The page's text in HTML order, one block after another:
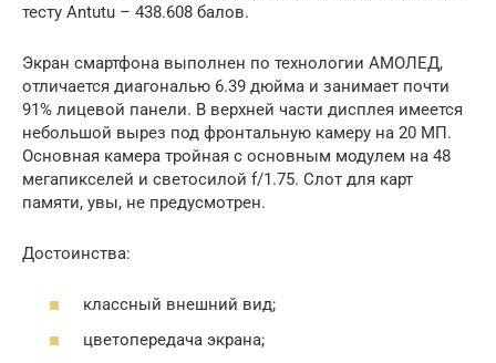
тесту Antutu – 438.608 балов.
Экран смартфона выполнен по технологии АМОЛЕД,
отличается диагональю 6.39 дюйма и занимает почти
91% лицевой панели. В верхней части дисплея имеется
небольшой вырез под фронтальную камеру на 20 МП.
Основная камера тройная с основным модулем на 48
мегапикселей и светосилой f/1.75. Слот для карт
памяти, увы, не предусмотрен.
Достоинства:
классный внешний вид;
цветопередача экрана;